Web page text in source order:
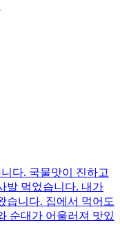
다. 국물맛이 진하고
발 먹었습니다. 내가
습니다. 집에서 먹어도
순대가 어울러져 맛있